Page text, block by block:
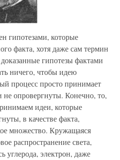
гипотезами, которые
факта, хотя даже сам термин
гипотезы фактами
ничего, чтобы идею
процесс просто принимает
не опровергнуты. Конечно, то,
идеи, которые
в качестве факта,
множество. Кружащаяся
распространение света,
углерода, электрон, даже